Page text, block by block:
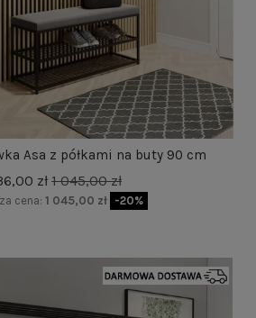
Asa z półkami na buty 90 cm
zł 1 045,00 zł
cena: 1 045,00 zł -20%